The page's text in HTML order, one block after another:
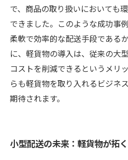
で、商品の取り扱いにおいても
できました。このような成功事
柔軟で効率的な配送手段である
に、軽貨物の導入は、従来の大
コストを削減できるというメリ
らも軽貨物を取り入れるビジネ
期待されます。
小型配送の未来：軽貨物が拓